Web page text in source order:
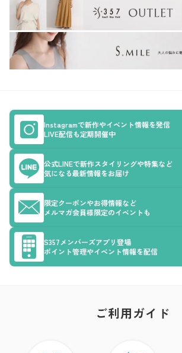
Instagramで新作やイベント情報を発信
LIVE配信も定期開催中
公式LINEで新作スタイリングや特集など
気になる最新情報をお届け
限定クーポンやお得情報など
メルマガ会員様限定のイベントも
S357メンバーズアプリ登場
ポイント管理やイベント情報を配信
ご利用ガイド